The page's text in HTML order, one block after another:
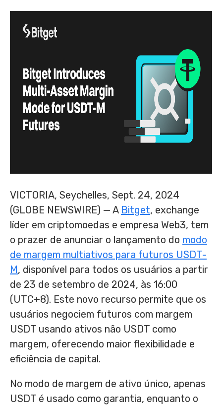
VICTORIA, Seychelles, Sept. 24, 2024
(GLOBE NEWSWIRE) — A Bitget, exchange
líder em criptomoedas e empresa Web3, tem
o prazer de anunciar o lançamento do modo
de margem multiativos para futuros USDT-
M, disponível para todos os usuários a partir
de 23 de setembro de 2024, às 16:00
(UTC+8). Este novo recurso permite que os
usuários negociem futuros com margem
USDT usando ativos não USDT como
margem, oferecendo maior flexibilidade e
eficiência de capital.
No modo de margem de ativo único, apenas
USDT é usado como garantia, enquanto o